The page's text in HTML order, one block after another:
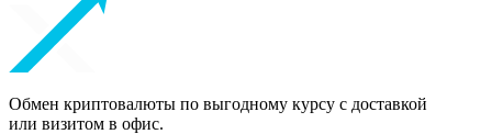
Обмен криптовалюты по выгодному курсу с доставкой
или визитом в офис.